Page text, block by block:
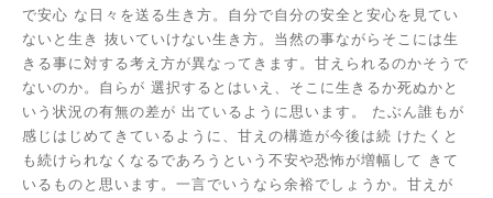
で安心 な日々を送る生き方。自分で自分の安全と安心を見てい
ないと生き 抜いていけない生き方。当然の事ながらそこには生
きる事に対する考え方が異なってきます。甘えられるのかそうで
ないのか。自らが 選択するとはいえ、そこに生きるか死ぬかと
いう状況の有無の差が 出ているように思います。 たぶん誰もが
感じはじめてきているように、甘えの構造が今後は続 けたくと
も続けられなくなるであろうという不安や恐怖が増幅して きて
いるものと思います。一言でいうなら余裕でしょうか。甘えが